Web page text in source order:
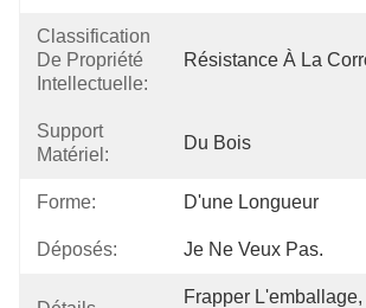
Classification
De Propriété
Intellectuelle:
Résistance À La
Support
Matériel:
Du Bois
Forme: D'une Longueur
Déposés: Je Ne Veux Pas.
Frapper